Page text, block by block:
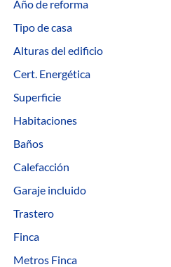
Año de reforma
Tipo de casa
Alturas del edificio
Cert. Energética
Superficie
Habitaciones
Baños
Calefacción
Garaje incluido
Trastero
Finca
Metros Finca